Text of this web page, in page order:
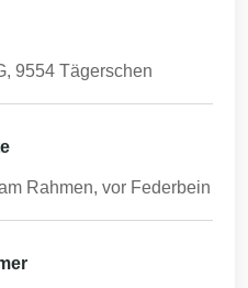
9554 Tägerschen
Rahmen, vor Federbein